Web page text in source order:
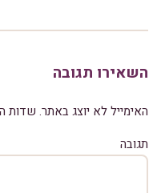
השאירו תגובה
האימייל לא יוצג באתר. שדות
תגובה